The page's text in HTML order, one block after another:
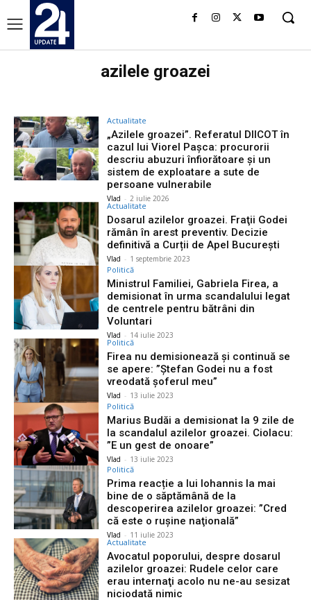
azilele groazei
Actualitate
„Azilele groazei”. Referatul DIICOT în
cazul lui Viorel Pașca: procurorii
descriu abuzuri înfiorătoare și un
sistem de exploatare a sute de
persoane vulnerabile
Vlad - 2 iulie 2026
Actualitate
Dosarul azilelor groazei. Fraţii Godei
rămân în arest preventiv. Decizie
definitivă a Curții de Apel București
Vlad - 1 septembrie 2023
Politică
Ministrul Familiei, Gabriela Firea, a
demisionat în urma scandalului legat
de centrele pentru bătrâni din
Voluntari
Vlad - 14 iulie 2023
Politică
Firea nu demisionează și continuă se
se apere: ”Ştefan Godei nu a fost
vreodată şoferul meu”
Vlad - 13 iulie 2023
Politică
Marius Budăi a demisionat la 9 zile de
la scandalul azilelor groazei. Ciolacu:
”E un gest de onoare”
Vlad - 13 iulie 2023
Politică
Prima reacție a lui Iohannis la mai
bine de o săptămână de la
descoperirea azilelor groazei: ”Cred
că este o ruşine naţională”
Vlad - 11 iulie 2023
Actualitate
Avocatul poporului, despre dosarul
azilelor groazei: Rudele celor care
erau internaţi acolo nu ne-au sesizat
niciodată nimic